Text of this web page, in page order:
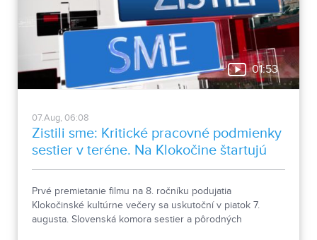
01:53
07.Aug, 06:08
Zistili sme: Kritické pracovné podmienky
sestier v teréne. Na Klokočine štartujú
kultúrne večery
Prvé premietanie filmu na 8. ročníku podujatia
Klokočinské kultúrne večery sa uskutoční v piatok 7.
augusta. Slovenská komora sestier a pôrodných